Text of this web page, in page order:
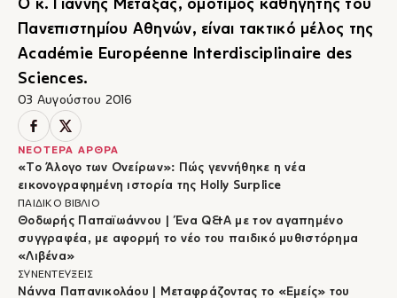
03 Αυγούστου 2016
ΝΕΟΤΕΡΑ ΑΡΘΡΑ
«Το Άλογο των Ονείρων»: Πώς γεννήθηκε η νέα
εικονογραφημένη ιστορία της Holly Surplice
ΠΑΙΔΙΚΟ ΒΙΒΛΙΟ
Θοδωρής Παπαϊωάννου | Ένα Q&A με τον αγαπημένο
συγγραφέα, με αφορμή το νέο του παιδικό μυθιστόρημα
«Λιβένα»
ΣΥΝΕΝΤΕΥΞΕΙΣ
Νάννα Παπανικολάου | Μεταφράζοντας το «Εμείς» του
Ο κ. Γιάννης Μεταξάς, ομότιμος καθηγητής του
Πανεπιστημίου Αθηνών, είναι τακτικό μέλος της
Académie Européenne Interdisciplinaire des
Sciences.